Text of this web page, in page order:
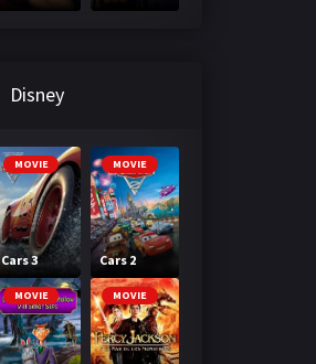
3: A través
primera
Disney
MOVIE
Cars 3
MOVIE
Cars 2
MOVIE MOVIE